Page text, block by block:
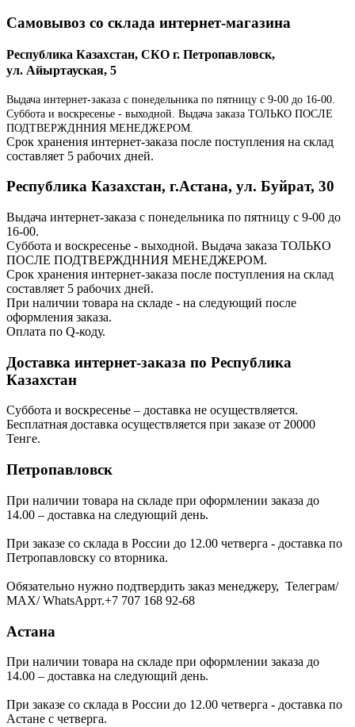
Самовывоз со склада интернет-магазина
Республика Казахстан, СКО г. Петропавловск,
ул. Айыртауская, 5
Выдача интернет-заказа с понедельника по пятницу с 9-00 до 16-00.
Суббота и воскресенье - выходной. Выдача заказа ТОЛЬКО ПОСЛЕ
ПОДТВЕРЖДННИЯ МЕНЕДЖЕРОМ.
Срок хранения интернет-заказа после поступления на склад
составляет 5 рабочих дней.
Республика Казахстан, г.Астана, ул. Буйрат, 30
Выдача интернет-заказа с понедельника по пятницу с 9-00 до
16-00.
Суббота и воскресенье - выходной. Выдача заказа ТОЛЬКО
ПОСЛЕ ПОДТВЕРЖДННИЯ МЕНЕДЖЕРОМ.
Срок хранения интернет-заказа после поступления на склад
составляет 5 рабочих дней.
При наличии товара на складе - на следующий после
оформления заказа.
Оплата по Q-коду.
Доставка интернет-заказа по Республика
Казахстан
Суббота и воскресенье – доставка не осуществляется.
Бесплатная доставка осуществляется при заказе от 20000
Тенге.
Петропавловск
При наличии товара на складе при оформлении заказа до
14.00 – доставка на следующий день.
При заказе со склада в России до 12.00 четверга - доставка по
Петропавловску со вторника.
Обязательно нужно подтвердить заказ менеджеру, Телеграм/
МАХ/ WhatsAppт.+7 707 168 92-68
Астана
При наличии товара на складе при оформлении заказа до
14.00 – доставка на следующий день.
При заказе со склада в России до 12.00 четверга - доставка по
Астане с четверга.